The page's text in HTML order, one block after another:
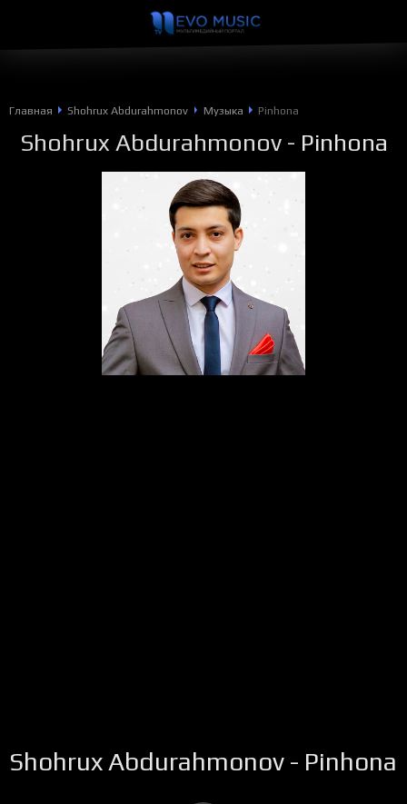
Главная Shohrux Abdurahmonov Музыка Pinhona
Shohrux Abdurahmonov- Pinhona
Shohrux Abdurahmonov - Pinhona